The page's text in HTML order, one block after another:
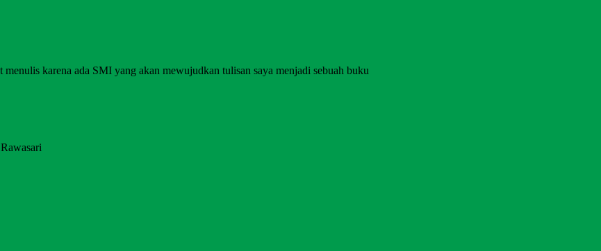
karena ada SMI yang akan mewujudkan tulisan saya menjadi sebuah buku